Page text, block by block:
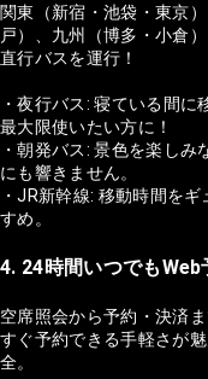
関東（新宿・池袋・東京
戸）、九州（博多・小倉
直行バスを運行！
・夜行バス: 寝ている間
最大限使いたい方に！
・朝発バス: 景色を楽し
にも響きません。
・JR新幹線: 移動時間を
すめ。
4. 24時間いつでも
空席照会から予約・決済
すぐ予約できる手軽さが
全。